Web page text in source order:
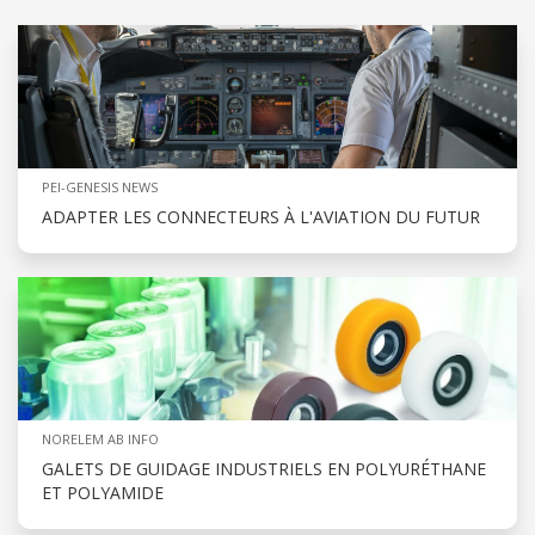
PEI-GENESIS NEWS
ADAPTER LES CONNECTEURS À L'AVIATION DU FUTUR
NORELEM AB INFO
GALETS DE GUIDAGE INDUSTRIELS EN POLYURÉTHANE
ET POLYAMIDE